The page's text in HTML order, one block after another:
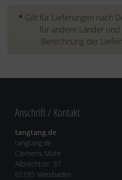
* Gilt für Lieferungen nach
für andere Länder
Berechnung der
Anschrift / Kontakt
tangtang.de
tangtang.de
Clemens Mohr
Albrechtstr. 37
65185 Wiesbaden